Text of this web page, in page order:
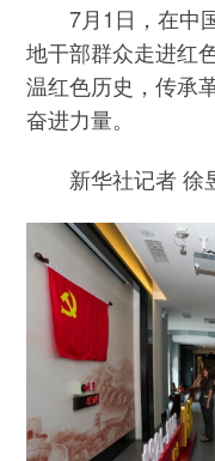
7月1日，在中国
地干部群众走进红
温红色历史，传承
奋进力量。
新华社记者 徐